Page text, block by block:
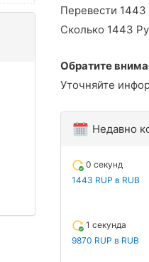
Перевести
Сколько 1443
Обратите
Уточняйте
Недавно
0 секунд
1443 RUP в RUB
1 секунда
9870 RUP в RUB